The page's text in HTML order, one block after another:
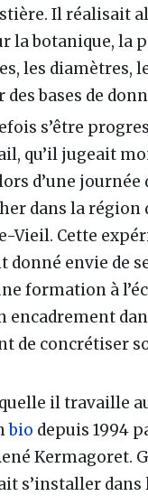
Il réalisait
la botanique, la
les diamètres,
bases de
s’être
qu’il jugeait
d’une journée
dans la région
Vieil. Cette
donné envie de
formation à
encadrement
de concrétiser
il travaille
bio depuis 1994
Kermagoret.
s’installer dans